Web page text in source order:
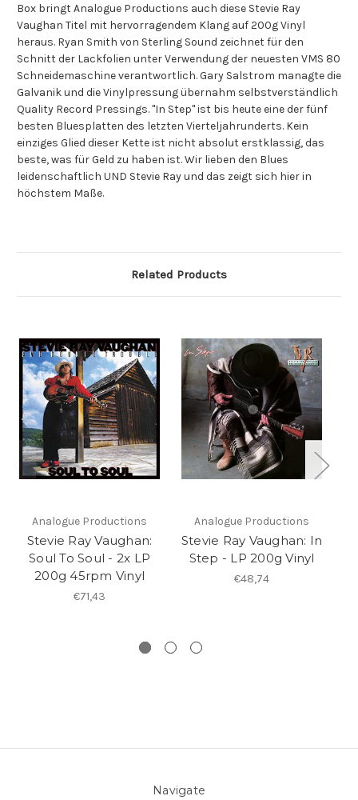
Box bringt Analogue Productions auch diese Stevie Ray
Vaughan Titel mit hervorragendem Klang auf 200g Vinyl
heraus. Ryan Smith von Sterling Sound zeichnet für den
Schnitt der Lackfolien unter Verwendung der neuesten VMS 80
Schneidemaschine verantwortlich. Gary Salstrom managte die
Galvanik und die Vinylpressung übernahm selbstverständlich
Quality Record Pressings. "In Step" ist bis heute eine der fünf
besten Bluesplatten des letzten Vierteljahrunderts. Kein
einziges Glied dieser Kette ist nicht absolut erstklassig, das
beste, was für Geld zu haben ist. Wir lieben den Blues
leidenschaftlich UND Stevie Ray und das zeigt sich hier in
höchstem Maße.
Related Products
Analogue Productions
Stevie Ray Vaughan:
Soul To Soul - 2x LP
200g 45rpm Vinyl
€71,43
Analogue Productions
Stevie Ray Vaughan: In
Step - LP 200g Vinyl
€48,74
Navigate